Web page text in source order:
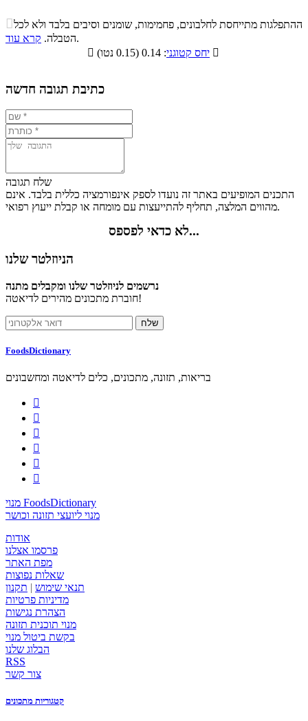
התפלגות ערך תזונתי במתכון
סיבים
תזונתיים
שומנים חלבונים
11.7% 74.9%
ההתפלגות מתייחסת לחלבונים, פחמימות, שומנים וסיבים בלבד ולא לכל
הטבלה. קרא עוד
.

יחס קטוגני 
כתיבת תגובה חדשה
שלח תגובה
התכנים המופיעים באתר זה נועדו לספק אינפורמציה כללית בלבד. אינם
מהווים המלצה, תחליף להתייעצות עם מומחה או קבלת ייעוץ רפואי.
לא כדאי לפספס...
הניוזלטר שלנו
נרשמים לניוזלטר שלנו ומקבלים מתנה
חוברת מתכונים מהירים לדיאטה!
FoodsDictionary
בריאות, תזונה, מתכונים, כלים לדיאטה ומחשבונים






מנוי FoodsDictionary
מנוי ליועצי תזונה וכושר
אודות
פרסמו אצלנו
מפת האתר
שאלות נפוצות
תנאי שימוש | תקנון
מדיניות פרטיות
הצהרת נגישות
מנוי תוכנית תזונה
בקשת ביטול מנוי
הבלוג שלנו
RSS
צור קשר
קטגוריות מתכונים